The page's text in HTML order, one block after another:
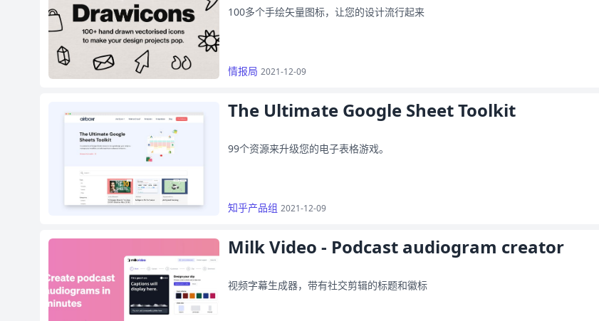
100多个手绘矢量图标，让您的设计流行起来
情报局 2021-12-09
The Ultimate Google Sheet Toolkit
99个资源来升级您的电子表格游戏。
知乎产品组 2021-12-09
Milk Video - Podcast audiogram creator
视频字幕生成器，带有社交剪辑的标题和徽标